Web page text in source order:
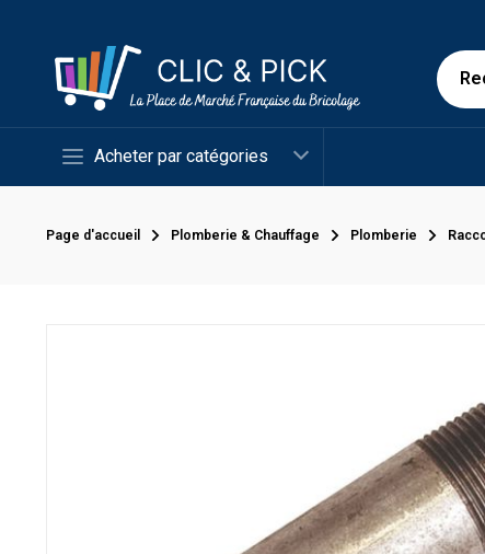
Acheter par catégories
Page d'accueil Plomberie & Chauffage Plomberie